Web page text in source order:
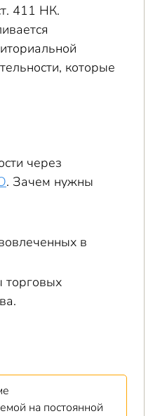
411 НК.
которые
через
. Зачем нужны
в
торговых
на постоянной